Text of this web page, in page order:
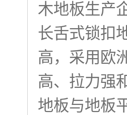
木地板生产
长舌式锁扣
高，采用欧
高、拉力强
地板与地板